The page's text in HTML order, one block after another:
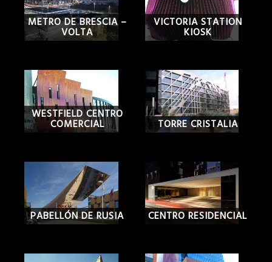
METRO DE BRESCIA –
VOLTA
VICTORIA STATION
KIOSK
WESTFIELD CENTRO
COMERCIAL TORRE CRISTALIA
PABELLÓN DE RUSIA CENTRO RESIDENCIAL